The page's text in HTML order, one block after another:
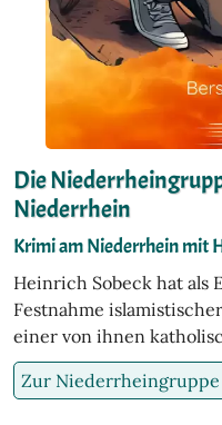
Die
Niederrhein
Krimi am Niederrhein mit
Heinrich Sobeck hat als
Festnahme
einer von ihnen
Zur Niederrheingruppe